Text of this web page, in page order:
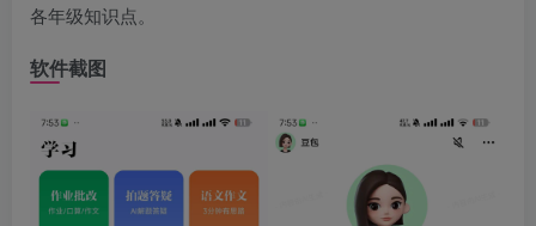
各年级知识点。
软件截图